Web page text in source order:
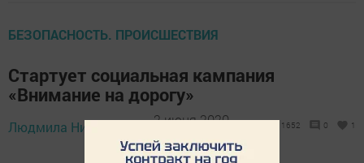
БЕЗОПАСНОСТЬ. ПРОИСШЕСТВИЯ
Стартует социальная кампания
«Внимание на дорогу»
Людмила Никифорова,
2 июня 2020 -
1652 0 1